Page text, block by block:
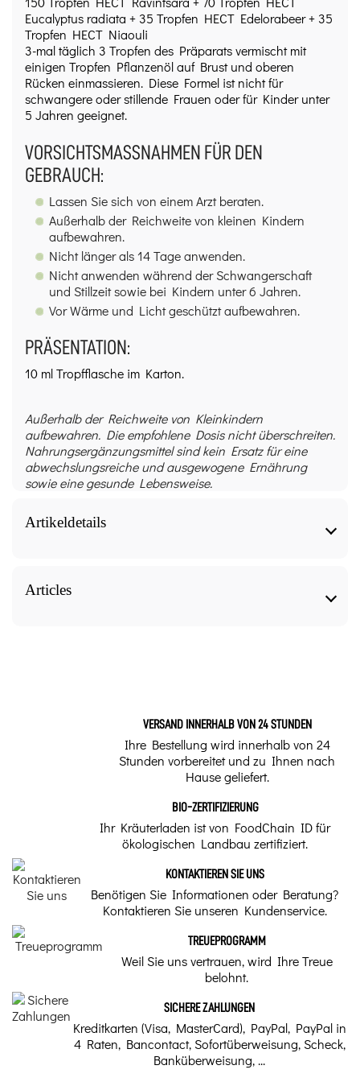
Eucalyptus radiata + 35 Tropfen HECT Edelorabeer + 35
Tropfen HECT Niaouli
3-mal täglich 3 Tropfen des Präparats vermischt mit
einigen Tropfen Pflanzenöl auf Brust und oberen
Rücken einmassieren. Diese Formel ist nicht für
schwangere oder stillende Frauen oder für Kinder unter
5 Jahren geeignet.
VORSICHTSMASSNAHMEN FÜR DEN
GEBRAUCH:
Lassen Sie sich von einem Arzt beraten.
Außerhalb der Reichweite von kleinen Kindern
aufbewahren.
Nicht länger als 14 Tage anwenden.
Nicht anwenden während der Schwangerschaft
und Stillzeit sowie bei Kindern unter 6 Jahren.
Vor Wärme und Licht geschützt aufbewahren.
PRÄSENTATION:
10 ml Tropfflasche im Karton.
Außerhalb der Reichweite von Kleinkindern
aufbewahren. Die empfohlene Dosis nicht überschreiten.
Nahrungsergänzungsmittel sind kein Ersatz für eine
abwechslungsreiche und ausgewogene Ernährung
sowie eine gesunde Lebensweise.
Artikeldetails
– Pranarôm technical sheet
Ravintsara
Lateinischer Name
Dosen pro Ampulle
Traditionelle Verwendung
Warnung(en)
Schwangerschaft und Stillzeit und bei Kindern unter 6
Jahren anwenden.
Articles
VERSAND INNERHALB VON 24 STUNDEN
Ihre Bestellung wird innerhalb von 24
Stunden vorbereitet und zu Ihnen nach
Hause geliefert.
BIO-ZERTIFIZIERUNG
Ihr Kräuterladen ist von FoodChain ID für
ökologischen Landbau zertifiziert.
KONTAKTIEREN SIE UNS
Benötigen Sie Informationen oder Beratung?
Kontaktieren Sie unseren Kundenservice.
TREUEPROGRAMM
Weil Sie uns vertrauen, wird Ihre Treue
belohnt.
SICHERE ZAHLUNGEN
Kreditkarten (Visa, MasterCard), PayPal, PayPal in
4 Raten, Bancontact, Sofortüberweisung, Scheck,
Banküberweisung, ...